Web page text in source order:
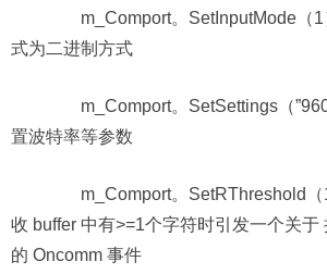
m_Comport。SetInputMode（1
式为二进制方式
m_Comport。SetSettings（
置波特率等参数
m_Comport。SetRThreshold（
收 buffer 中有>=1个字符时引发一个关于
的 Oncomm 事件